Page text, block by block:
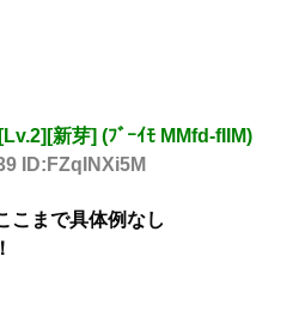
新芽] (ﾌﾞｰｲﾓ MMfd-fIIM)
ID:FZqINXi5M
こまで具体例なし